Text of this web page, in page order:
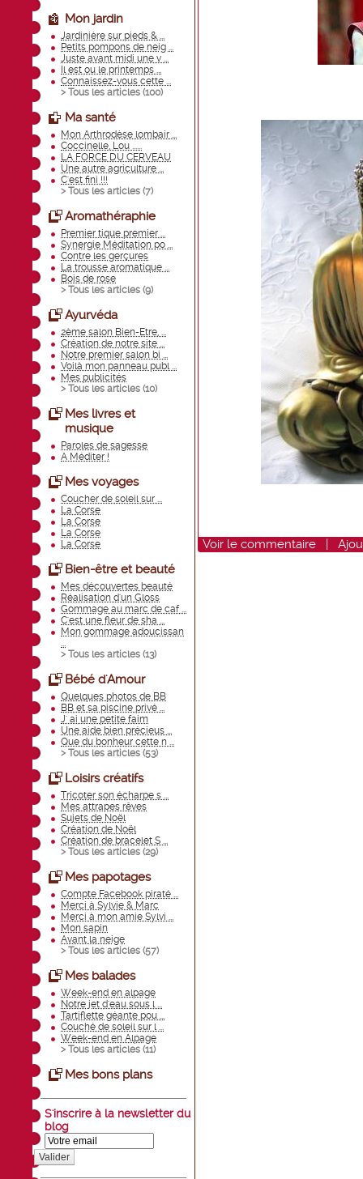
Mon jardin
Jardinière sur pieds & ...
Petits pompons de neig ...
Juste avant midi une v ...
Il est ou le printemps ...
Connaissez-vous cette ...
> Tous les articles (100)
Ma santé
Mon Arthrodèse lombair ...
Coccinelle, Lou ......
LA FORCE DU CERVEAU
Une autre agriculture ...
C'est fini !!!
> Tous les articles (7)
Aromathéraphie
Premier tique premier ...
Synergie Méditation po ...
Contre les gerçures
La trousse aromatique ...
Bois de rose
> Tous les articles (9)
Ayurvéda
2ème salon Bien-Etre, ...
Création de notre site ...
Notre premier salon bi ...
Voilà mon panneau publ ...
Mes publicités
> Tous les articles (10)
Mes livres et
musique
Paroles de sagesse
A Méditer !
Mes voyages
Coucher de soleil sur ...
La Corse
La Corse
La Corse
La Corse
Bien-être et beauté
Mes découvertes beauté
Réalisation d'un Gloss
Gommage au marc de caf ...
C'est une fleur de sha ...
Mon gommage adoucissan
...
> Tous les articles (13)
Bébé d'Amour
Quelques photos de BB
BB et sa piscine privé ...
J' ai une petite faim
Une aide bien précieus ...
Que du bonheur cette n ...
> Tous les articles (53)
Loisirs créatifs
Tricoter son écharpe s ...
Mes attrapes rêves
Sujets de Noël
Création de Noël
Création de bracelet S ...
> Tous les articles (29)
Mes papotages
Compte Facebook piraté ...
Merci à Sylvie & Marc
Merci à mon amie Sylvi ...
Mon sapin
Avant la neige
> Tous les articles (57)
Mes balades
Week-end en alpage
Notre jet d'eau sous l ...
Tartiflette géante pou ...
Couché de soleil sur l ...
Week-end en Alpage
> Tous les articles (11)
Mes bons plans
S'inscrire à la newsletter du
blog
Valider
Voir le commentaire |